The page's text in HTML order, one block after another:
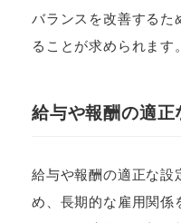
バランスを改善するた
ることが求められます。
給与や報酬の適正
給与や報酬の適正な設
め、長期的な雇用関係